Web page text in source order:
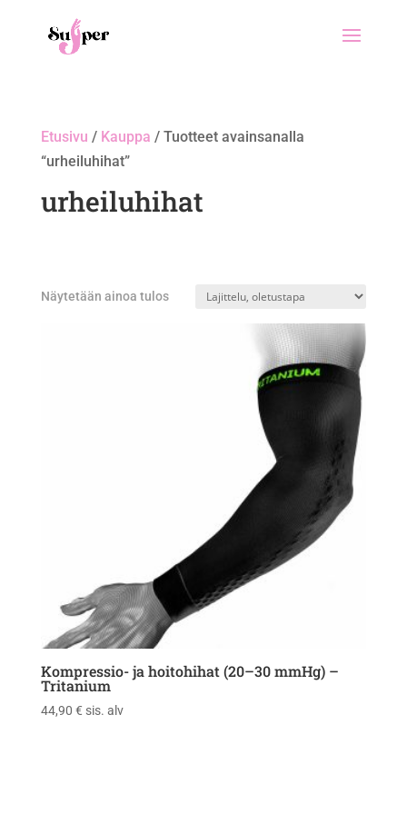
Etusivu / Kauppa / Tuotteet avainsanalla
“urheiluhihat”
urheiluhihat
Näytetään ainoa tulos
Kompressio- ja hoitohihat (20–30 mmHg) –
Tritanium
44,90 € sis. alv